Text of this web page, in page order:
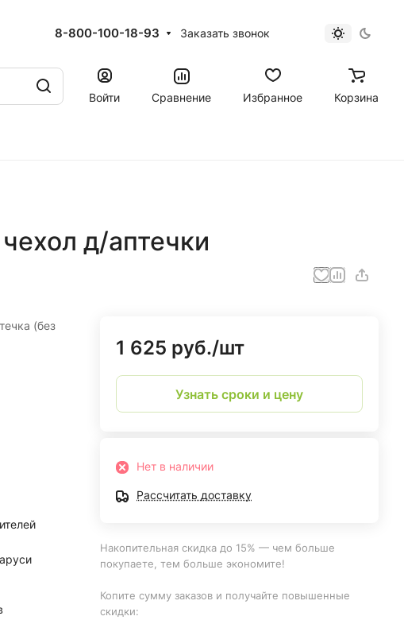
8-800-100-18-93 Заказать звонок
Войти Сравнение Избранное Корзина
д/аптечки
(без
1 625 руб./шт
Узнать сроки и цену
Нет в наличии
Рассчитать доставку
Накопительная скидка до 15% — чем больше
покупаете, тем больше экономите!
Копите сумму заказов и получайте повышенные
скидки: